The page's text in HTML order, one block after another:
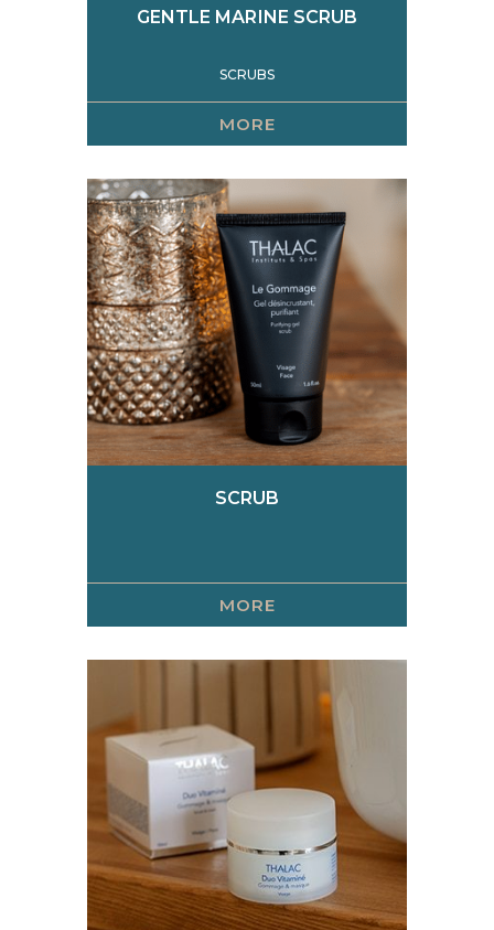
GENTLE MARINE SCRUB
SCRUBS
MORE
SCRUB
MORE